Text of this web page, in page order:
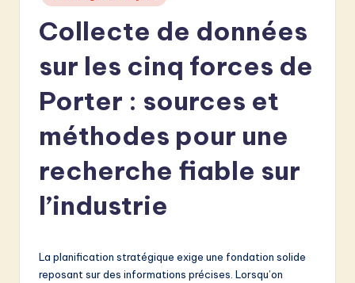
A
L
in
Collecte de données
sur les cinq forces de
Porter : sources et
méthodes pour une
recherche fiable sur
l’industrie
La planification stratégique exige une fondation solide
reposant sur des informations précises. Lorsqu’on